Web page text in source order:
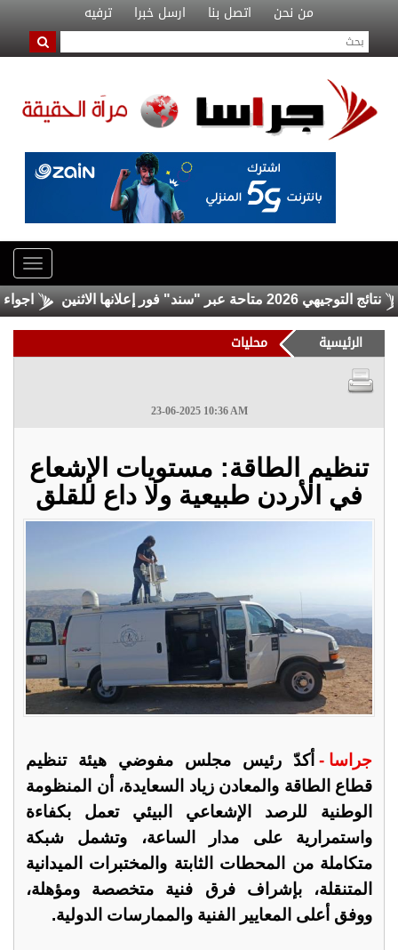
من نحن اتصل بنا ارسل خبرا ترفيه
2026 متاحة عبر "سند" فور إعلانها الاثنين اجواء
الرئيسية محليات
23-06-2025 10:36 AM
تنظيم الطاقة: مستويات الإشعاع
في الأردن طبيعية ولا داع للقلق
جراسا - أكدّ رئيس مجلس مفوضي هيئة تنظيم
قطاع الطاقة والمعادن زياد السعايدة، أن المنظومة
الوطنية للرصد الإشعاعي البيئي تعمل بكفاءة
واستمرارية على مدار الساعة، وتشمل شبكة
متكاملة من المحطات الثابتة والمختبرات الميدانية
المتنقلة، بإشراف فرق فنية متخصصة ومؤهلة،
ووفق أعلى المعايير الفنية والممارسات الدولية.